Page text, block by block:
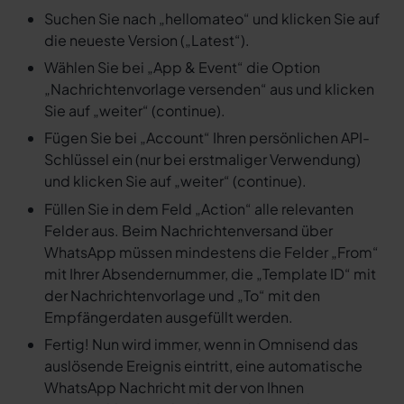
Suchen Sie nach „hellomateo“ und klicken Sie auf
die neueste Version („Latest“).
Wählen Sie bei „App & Event“ die Option
„Nachrichtenvorlage versenden“ aus und klicken
Sie auf „weiter“ (continue).
Fügen Sie bei „Account“ Ihren persönlichen API-
Schlüssel ein (nur bei erstmaliger Verwendung)
und klicken Sie auf „weiter“ (continue).
Füllen Sie in dem Feld „Action“ alle relevanten
Felder aus. Beim Nachrichtenversand über
WhatsApp müssen mindestens die Felder „From“
mit Ihrer Absendernummer, die „Template ID“ mit
der Nachrichtenvorlage und „To“ mit den
Empfängerdaten ausgefüllt werden.
Fertig! Nun wird immer, wenn in Omnisend das
auslösende Ereignis eintritt, eine automatische
WhatsApp Nachricht mit der von Ihnen